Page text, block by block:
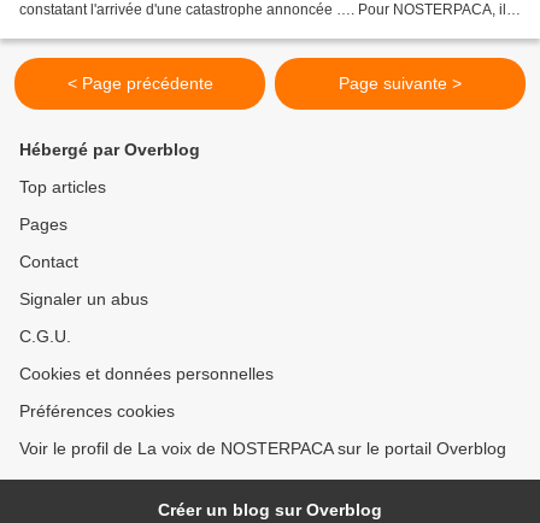
constatant l'arrivée d'une catastrophe annoncée …. Pour NOSTERPACA, il
< Page précédente Page suivante >
Hébergé par Overblog
Top articles
Pages
Contact
Signaler un abus
C.G.U.
Cookies et données personnelles
Préférences cookies
Voir le profil de La voix de NOSTERPACA sur le portail Overblog
Créer un blog sur Overblog